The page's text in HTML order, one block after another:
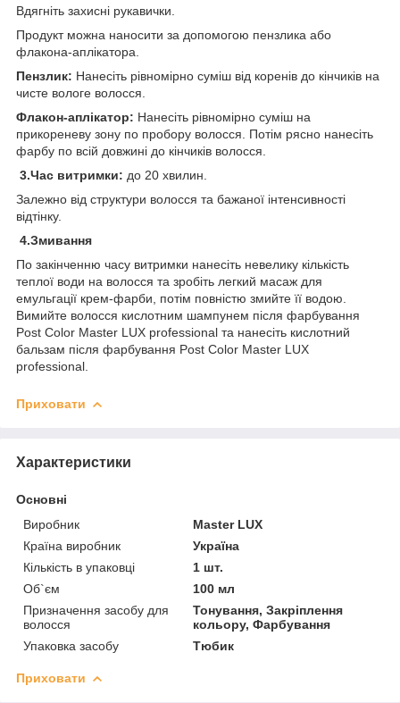
Вдягніть захисні рукавички.
Продукт можна наносити за допомогою пензлика або
флакона-аплікатора.
Пензлик: Нанесіть рівномірно суміш від коренів до кінчиків на
чисте вологе волосся.
Флакон-аплікатор: Нанесіть рівномірно суміш на
прикореневу зону по пробору волосся. Потім рясно нанесіть
фарбу по всій довжині до кінчиків волосся.
3.Час витримки: до 20 хвилин.
Залежно від структури волосся та бажаної інтенсивності
відтінку.
4.Змивання
По закінченню часу витримки нанесіть невелику кількість
теплої води на волосся та зробіть легкий масаж для
емульгації крем-фарби, потім повністю змийте її водою.
Вимийте волосся кислотним шампунем після фарбування
Post Color Master LUX professional та нанесіть кислотний
бальзам після фарбування Post Color Master LUX
professional.
Приховати
Характеристики
Основні
Виробник
Master LUX
Країна виробник
Україна
Кількість в упаковці
1 шт.
Об`єм
100 мл
Призначення засобу для
волосся
Тонування, Закріплення
кольору, Фарбування
Упаковка засобу
Тюбик
Приховати